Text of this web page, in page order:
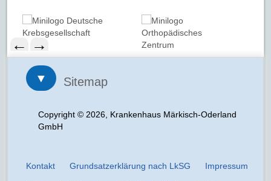
→
←
▼ Sitemap
Copyright © 2026, Krankenhaus Märkisch-Oderland
GmbH
Kontakt Grundsatzerklärung nach LkSG Impressum